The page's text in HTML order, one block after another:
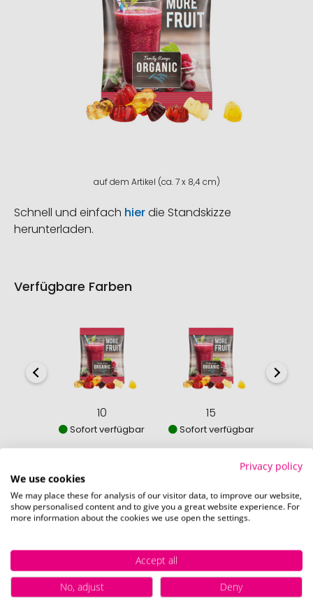
auf dem Artikel (ca. 7 x 8,4 cm)
Schnell und einfach hierdie Standskizze
herunterladen.
Verfügbare Farben
10
Sofort verfügbar
15
Sofort verfügbar
So einfach bestellen Sie Ihre Werbeartikel bei
Promostore
Privacy policy
We use cookies
We may place these for analysis of our visitor data, to improve our website,
show personalised content and to give you a great website experience. For
more information about the cookies we use open the settings.
Accept all
No, adjust
Deny